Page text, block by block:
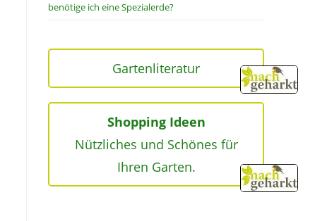
benötige ich eine Spezialerde?
Gartenliteratur
Shopping Ideen
Nützliches und Schönes für
Ihren Garten.